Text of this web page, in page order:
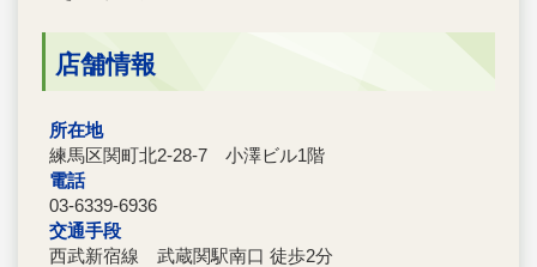
店舗情報
所在地
練馬区関町北2-28-7 小澤ビル1階
電話
03-6339-6936
交通手段
西武新宿線 武蔵関駅南口 徒歩2分